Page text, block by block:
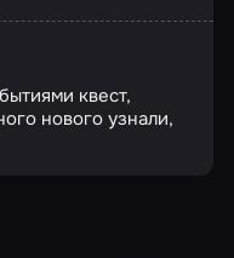
квест,
нового узнали,